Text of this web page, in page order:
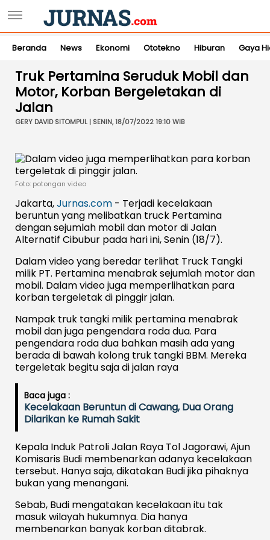
Beranda News Ekonomi Ototekno Hiburan Gaya
Truk Pertamina Seruduk Mobil dan
Motor, Korban Bergeletakan di
Jalan
GERY DAVID SITOMPUL | SENIN, 18/07/2022 19:10 WIB
Foto: potongan video
Jakarta,Jurnas.com - Terjadi kecelakaan
beruntun yang melibatkan truck Pertamina
dengan sejumlah mobil dan motor di Jalan
Alternatif Cibubur pada hari ini, Senin (18/7).
Dalam video yang beredar terlihat Truck Tangki
milik PT. Pertamina menabrak sejumlah motor dan
mobil. Dalam video juga memperlihatkan para
korban tergeletak di pinggir jalan.
Nampak truk tangki milik pertamina menabrak
mobil dan juga pengendara roda dua. Para
pengendara roda dua bahkan masih ada yang
berada di bawah kolong truk tangki BBM. Mereka
tergeletak begitu saja di jalan raya
Baca juga :
Kecelakaan Beruntun di Cawang, Dua Orang
Dilarikan ke Rumah Sakit
Kepala Induk Patroli Jalan Raya Tol Jagorawi, Ajun
Komisaris Budi membenarkan adanya kecelakaan
tersebut. Hanya saja, dikatakan Budi jika pihaknya
bukan yang menangani.
Sebab, Budi mengatakan kecelakaan itu tak
masuk wilayah hukumnya. Dia hanya
membenarkan banyak korban ditabrak.